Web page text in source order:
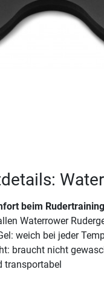
beim Rudertraining
Waterrower
weich bei jeder
braucht nicht
transportabel